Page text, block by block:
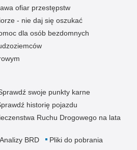
ofiar przestępstw
- nie daj się oszukać
dla osób bezdomnych
swoje punkty karne
historię pojazdu
Ruchu Drogowego na lata
Analizy BRD Pliki do pobrania